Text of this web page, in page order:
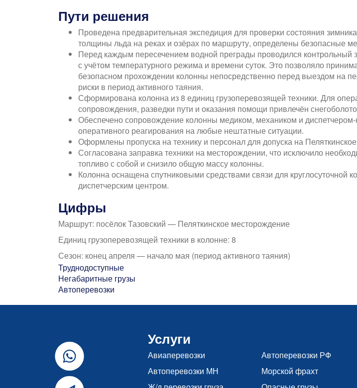
Пути решения
Проведена предварительная экспедиция для проверки состояния
толщины льда на реках и озёрах по маршруту, определены безопасные
Перед каждым пересечением водной преграды проводился контрольный
с учётом температурного режима и времени суток. Это позволяло
безопасном прохождении колонны непосредственно перед выездом на
риски в период активного таяния.
Сформирована колонна из 8 единиц грузоперевозящей техники. Для
сопровождения, разведки пути и оказания помощи привлечён
Обеспечено сопровождение колонны медиком, механиком и
оперативного реагирования на любые нештатные ситуации.
Оформлены пропуска на технику и персонал для допуска на
Согласована заправка техники на месторождении, что исключило
топливо с собой и снизило общую массу колонны.
Колонна оснащена спутниковыми средствами связи для круглосуточной
диспетчерским центром.
Цифры
Маршрут: посёлок Тазовский — Пеляткинское месторождение
Единиц грузоперевозящей техники в колонне: 8
Сезон: конец апреля — начало мая (период активного таяния)
Труднодоступные
Негабаритные грузы
Автоперевозки
Услуги
Авиаперевозки
Автоперевозки МН
Автоперевозки РФ
Морской фрахт